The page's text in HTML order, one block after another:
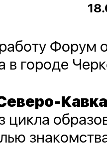
Форум
в городе
цикла